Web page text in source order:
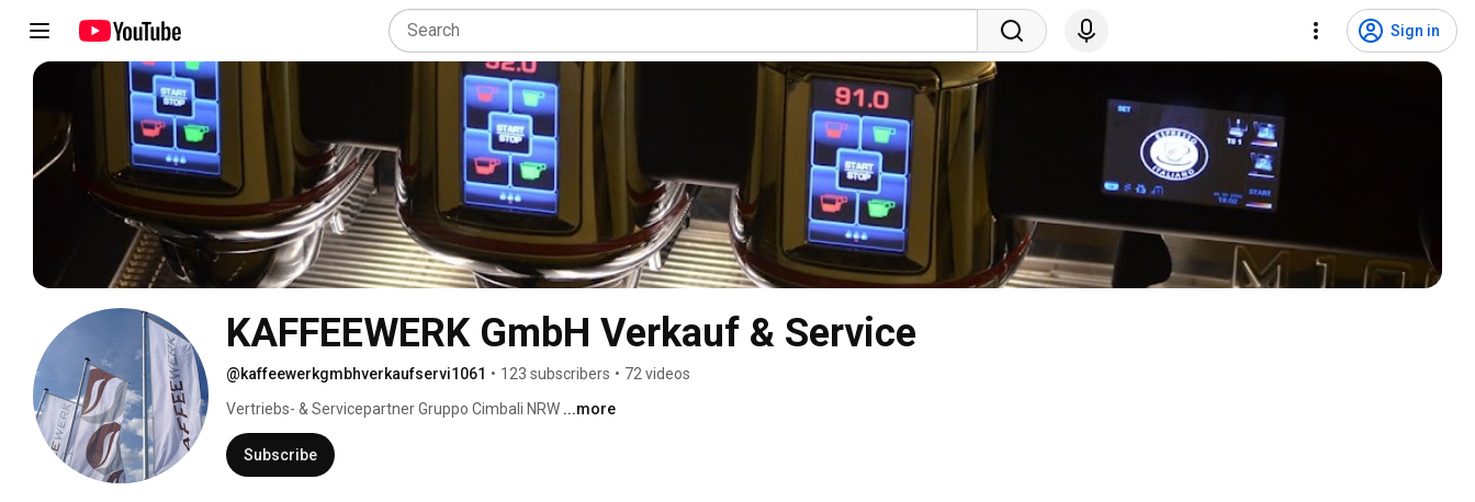
Sign in
KAFFEEWERK GmbH Verkauf & Service
@kaffeewerkgmbhverkaufservi1061 • 123 subscribers • 72 videos
Vertriebs- & Servicepartner Gruppo Cimbali NRW ...more
Subscribe